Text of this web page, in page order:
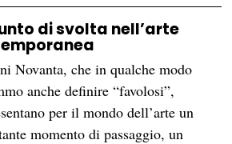
di svolta nell’arte
Novanta, che in qualche modo
anche definire “favolosi”,
per il mondo dell’arte un
momento di passaggio, un